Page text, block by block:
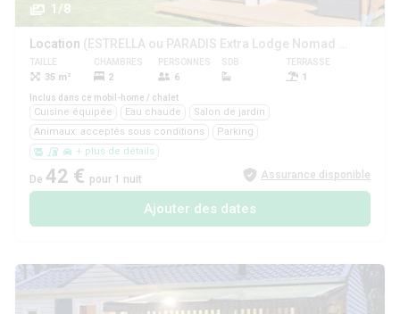
1/8
Location (ESTRELLA ou PARADIS Extra Lodge Nomad grand confort comme à la maison 35m2 - 6 personnes)
TAILLE
35 m²
CHAMBRES
2
PERSONNES
6
SDB TERRASSE
1
Inclus dans ce mobil-home / chalet
Cuisine équipée Eau chaude
Salon de jardin
Animaux: acceptés sous conditions
Parking
+ plus de détails
De 42 € pour 1 nuit Assurance disponible
Ajouter des dates